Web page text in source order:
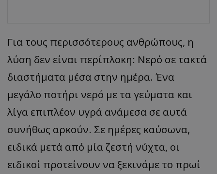
Για τους περισσότερους ανθρώπους, η
λύση δεν είναι περίπλοκη: Nερό σε τακτά
διαστήματα μέσα στην ημέρα. Ένα
μεγάλο ποτήρι νερό με τα γεύματα και
λίγα επιπλέον υγρά ανάμεσα σε αυτά
συνήθως αρκούν. Σε ημέρες καύσωνα,
ειδικά μετά από μία ζεστή νύχτα, οι
ειδικοί προτείνουν να ξεκινάμε το πρωί